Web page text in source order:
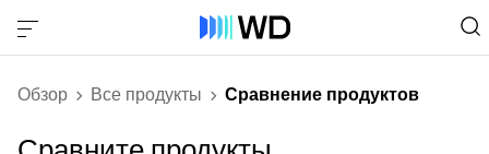
Обзор Все продукты Сравнение продуктов